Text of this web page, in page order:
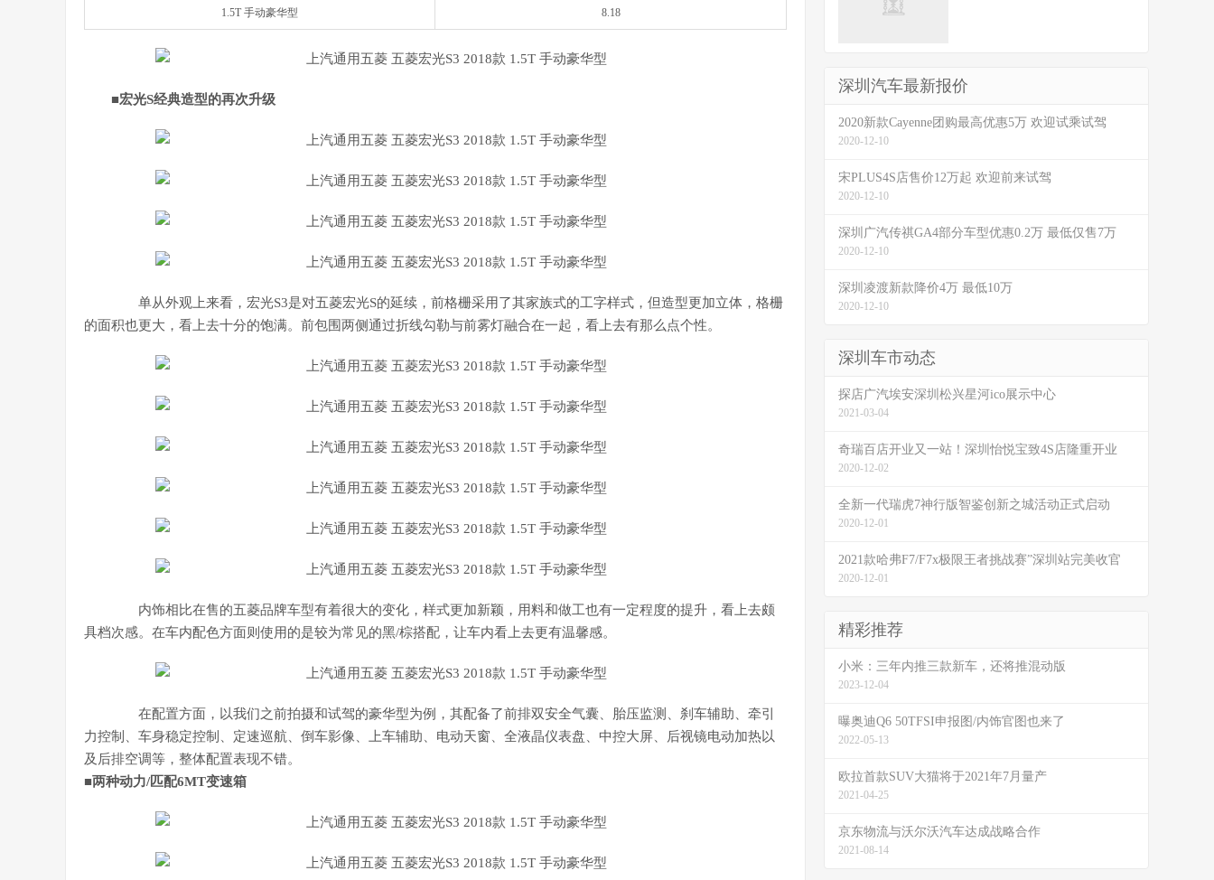
1.5T 手动豪华型 8.18
■宏光S经典造型的再次升级
单从外观上来看，宏光S3是对五菱宏光S的延续，前格栅采用了其家族式的工字样式，但造型更加立体，格栅
的面积也更大，看上去十分的饱满。前包围两侧通过折线勾勒与前雾灯融合在一起，看上去有那么点个性。
内饰相比在售的五菱品牌车型有着很大的变化，样式更加新颖，用料和做工也有一定程度的提升，看上去颇
具档次感。在车内配色方面则使用的是较为常见的黑/棕搭配，让车内看上去更有温馨感。
在配置方面，以我们之前拍摄和试驾的豪华型为例，其配备了前排双安全气囊、胎压监测、刹车辅助、牵引
力控制、车身稳定控制、定速巡航、倒车影像、上车辅助、电动天窗、全液晶仪表盘、中控大屏、后视镜电动加热以
及后排空调等，整体配置表现不错。
■两种动力/匹配6MT变速箱
深圳汽车最新报价
2020新款Cayenne团购最高优惠5万 欢迎试乘试驾
2020-12-10
宋PLUS4S店售价12万起 欢迎前来试驾
2020-12-10
深圳广汽传祺GA4部分车型优惠0.2万 最低仅售7万
2020-12-10
深圳凌渡新款降价4万 最低10万
2020-12-10
深圳车市动态
探店广汽埃安深圳松兴星河ico展示中心
2021-03-04
奇瑞百店开业又一站！深圳怡悦宝致4S店隆重开业
2020-12-02
全新一代瑞虎7神行版智鉴创新之城活动正式启动
2020-12-01
2021款哈弗F7/F7x极限王者挑战赛”深圳站完美收官
2020-12-01
精彩推荐
小米：三年内推三款新车，还将推混动版
2023-12-04
曝奥迪Q6 50TFSI申报图/内饰官图也来了
2022-05-13
欧拉首款SUV大猫将于2021年7月量产
2021-04-25
京东物流与沃尔沃汽车达成战略合作
2021-08-14